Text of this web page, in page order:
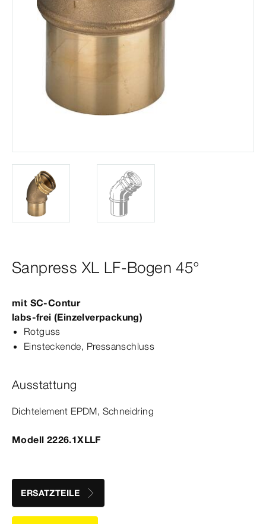
Sanpress XL LF-Bogen 45°
mit SC‑Contur
labs-​frei (Einzelverpackung)
Rotguss
Einsteckende, Press­anschluss
Ausstattung
Dicht­element EPDM, Schneidring
Modell 2226.1XLLF
ERSATZTEILE